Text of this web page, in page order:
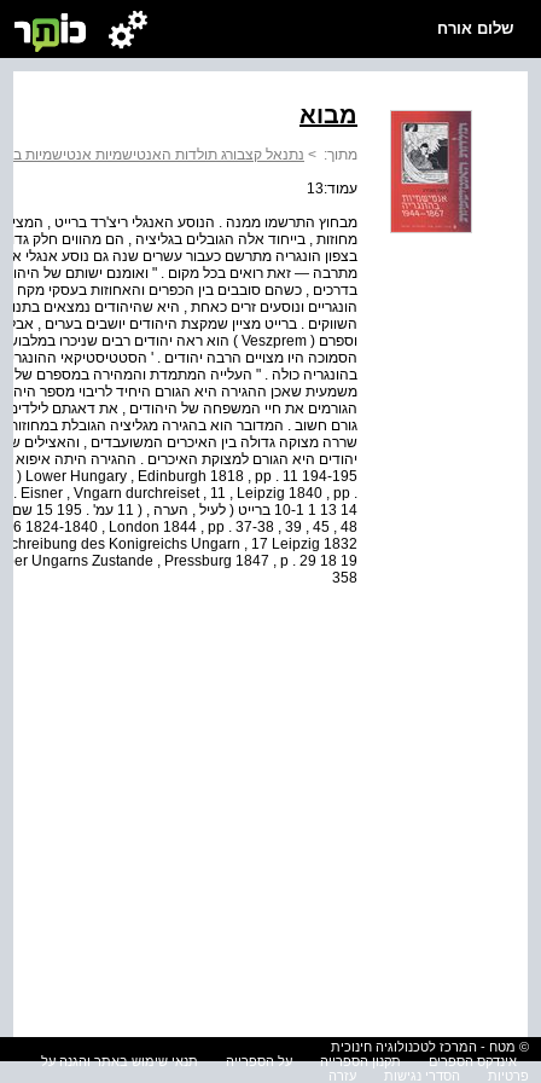
שלום אורח
מבוא
מתוך: > נתנאל קצבורג תולדות האנטישמיות אנטישמיות בהונגריה
עמוד:13
מבחוץ התרשמו ממנה . הנוסע האנגלי ריצ'רד ברייט ,
מחוזות , בייחוד אלה הגובלים בגליציה , הם מהווים חלק
בצפון הונגריה מתרשם כעבור עשרים שנה גם נוסע אנגלי
מתרבה — זאת רואים בכל מקום . " ואומנם ישותם של
בדרכים , כשהם סובבים בין הכפרים והאחוזות בעסקי
הונגריים ונוסעים זרים כאחת , היא שהיהודים נמצאים
השווקים . ברייט מציין שמקצת היהודים יושבים בערים ,
הסמוכה היו מצויים הרבה יהודים . ' הסטטיסטיקאי
בהונגריה כולה . " העלייה המתמדת והמהירה במספרם של
משמעית שאכן ההגירה היא הגורם היחיד לריבוי מספר
הגורמים את חיי המשפחה של היהודים , את דאגתם
גורם חשוב . המדובר הוא בהגירה מגליציה הגובלת
שררה מצוקה גדולה בין האיכרים המשועבדים , והאצילים
. Eisner , Vngarn durchreiset , 11 , Leipzig 1840 , pp .
1824-1840 , London 1844 , pp . 37-38 , 39 , 45 , 48
des Konigreichs Ungarn , 17 Leipzig 1832
358
© מטח - המרכז לטכנולוגיה חינוכית
אינדקס הספרים
תקנון הספרייה על הספרייה
תנאי שימוש באתר והגנה על
פרטיות
הסדרי נגישות עזרה